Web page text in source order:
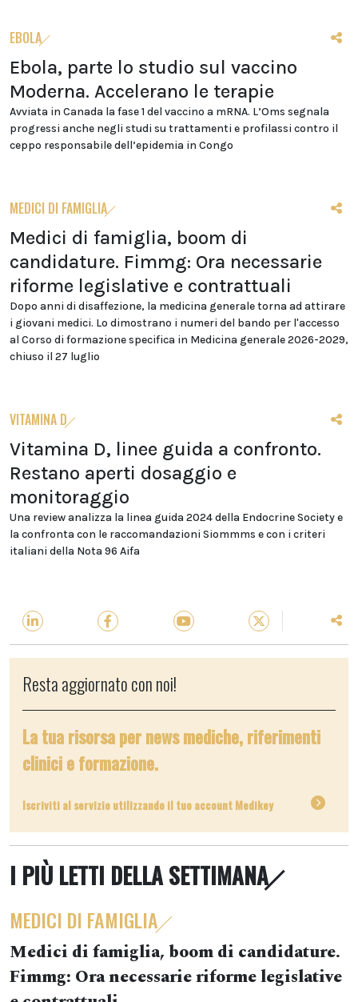
EBOLA
Ebola, parte lo studio sul vaccino
Moderna. Accelerano le terapie
Avviata in Canada la fase 1 del vaccino a mRNA. L’Oms segnala
progressi anche negli studi su trattamenti e profilassi contro il
ceppo responsabile dell’epidemia in Congo
MEDICI DI FAMIGLIA
Medici di famiglia, boom di
candidature. Fimmg: Ora necessarie
riforme legislative e contrattuali
Dopo anni di disaffezione, la medicina generale torna ad attirare
i giovani medici. Lo dimostrano i numeri del bando per l'accesso
al Corso di formazione specifica in Medicina generale 2026-2029,
chiuso il 27 luglio
VITAMINA D
Vitamina D, linee guida a confronto.
Restano aperti dosaggio e
monitoraggio
Una review analizza la linea guida 2024 della Endocrine Society e
la confronta con le raccomandazioni Siommms e con i criteri
italiani della Nota 96 Aifa
Resta aggiornato con noi!
La tua risorsa per news mediche, riferimenti
clinici e formazione.
Iscriviti al servizio utilizzando il tuo account Medikey
I PIÙ LETTI DELLA SETTIMANA
MEDICI DI FAMIGLIA
Medici di famiglia, boom di candidature.
Fimmg: Ora necessarie riforme legislative